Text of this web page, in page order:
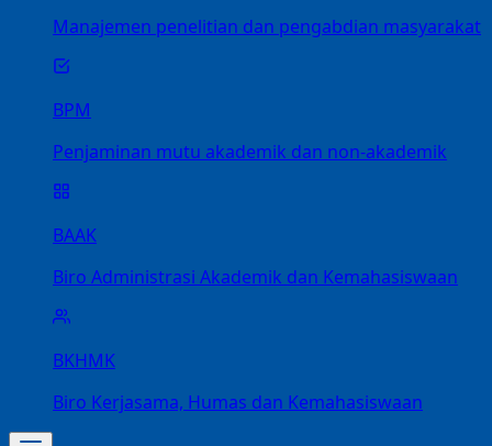
Manajemen penelitian dan pengabdian masyarakat
BPM
Penjaminan mutu akademik dan non-akademik
BAAK
Biro Administrasi Akademik dan Kemahasiswaan
BKHMK
Biro Kerjasama, Humas dan Kemahasiswaan